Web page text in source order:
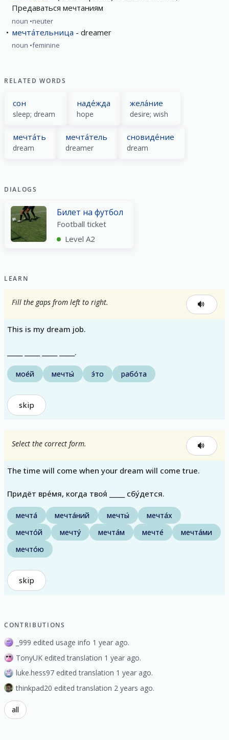
Предаваться мечтаниям
noun neuter
мечта́тельница dreamer
noun feminine
RELATED WORDS
сон
sleep; dream
наде́жда
hope
жела́ние
desire; wish
мечта́ть
dream
мечта́тель
dreamer
сновиде́ние
dream
DIALOGS
Билет на футбол
Football ticket
Level A2
LEARN
Fill the gaps from left to right.
This is my dream job.
_____ _____ _____ _____.
мое́й мечты́ э́то рабо́та
skip
Select the correct form.
The time will come when your dream will come true.
Придёт вре́мя, когда твоя́ _____ сбу́дется.
мечта́ мечта́ний мечты́
мечта́х
мечто́й
мечту́ мечта́м мечте́
мечта́ми
мечто́ю
skip
CONTRIBUTIONS
_999 edited usage info 1 year ago.
TonyUK edited translation 1 year ago.
luke.hess97 edited translation 1 year ago.
thinkpad20 edited translation 2 years ago.
all